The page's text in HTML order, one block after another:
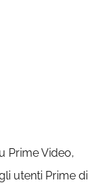
Prime Video,
utenti Prime di